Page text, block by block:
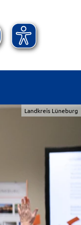
Landkreis Lüneburg